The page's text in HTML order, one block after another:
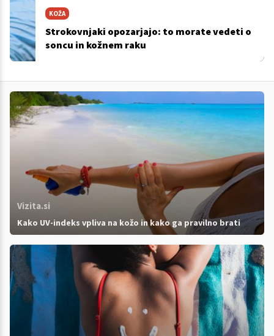
KOŽA
Strokovnjaki opozarjajo: to morate vedeti o
soncu in kožnem raku
Vizita.si
Kako UV-indeks vpliva na kožo in kako ga pravilno brati